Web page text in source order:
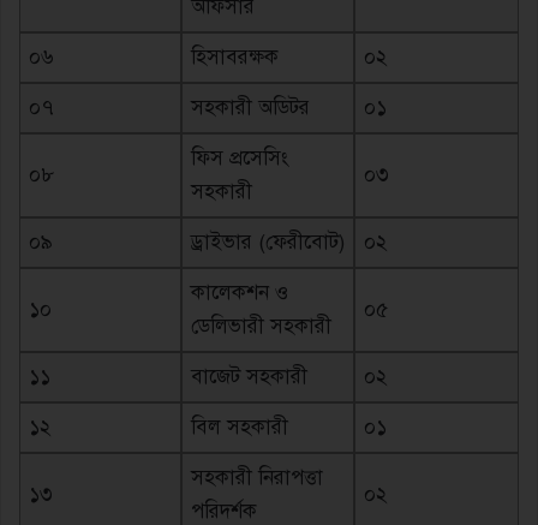
অফিসার
০৬
হিসাবরক্ষক
০২
০৭
সহকারী অডিটর ০১
০৮
ফিস প্রসেসিং
সহকারী
০৩
০৯ ড্রাইভার (ফেরীবোট) ০২
১০
কালেকশন ও
ডেলিভারী সহকারী
০৫
১১ বাজেট সহকারী
০২
১২
বিল সহকারী ০১
১৩
সহকারী নিরাপত্তা
পরিদর্শক
০২